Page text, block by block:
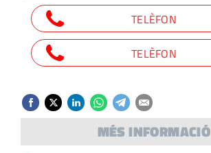
MÉS INFORMACIÓ
TELÈFON
TELÈFON